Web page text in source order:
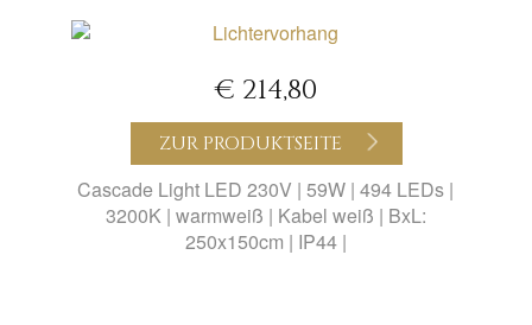
€ 214,80
ZUR PRODUKTSEITE
Cascade Light LED 230V | 59W | 494 LEDs |
3200K | warmweiß | Kabel weiß | BxL:
250x150cm | IP44 |